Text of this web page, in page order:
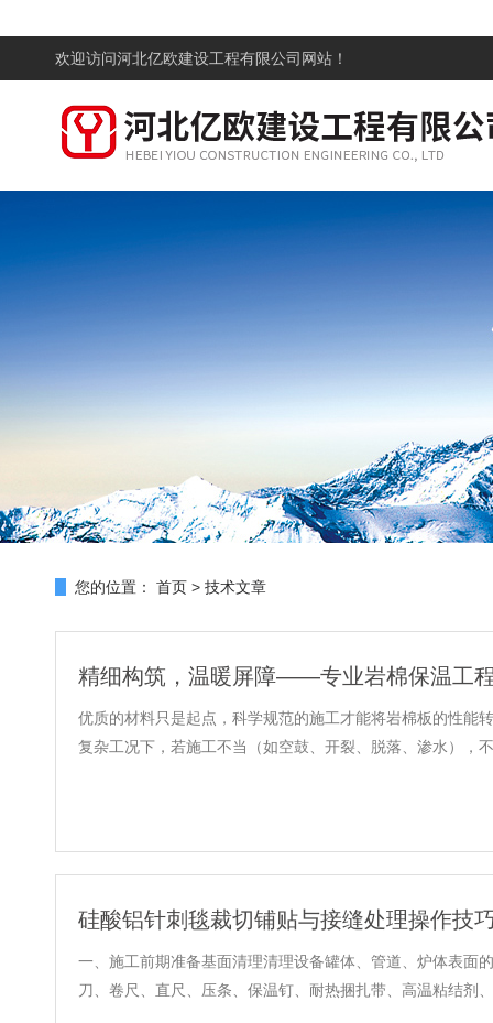
欢迎访问河北亿欧建设工程有限公司网站！
您的位置： 首页 > 技术文章
精细构筑，温暖屏障——专业岩棉保温工
优质的材料只是起点，科学规范的施工才能将岩棉板的性能
复杂工况下，若施工不当（如空鼓、开裂、脱落、渗水），
硅酸铝针刺毯裁切铺贴与接缝处理操作技
一、施工前期准备基面清理清理设备罐体、管道、炉体表面
刀、卷尺、直尺、压条、保温钉、耐热捆扎带、高温粘结剂